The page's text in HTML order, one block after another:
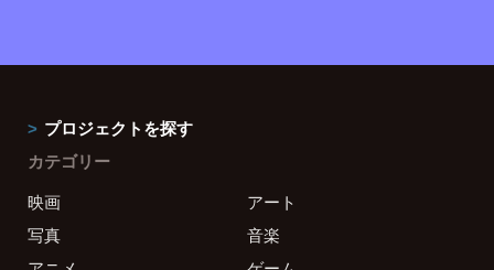
プロジェクトを探す
カテゴリー
映画
アート
写真
音楽